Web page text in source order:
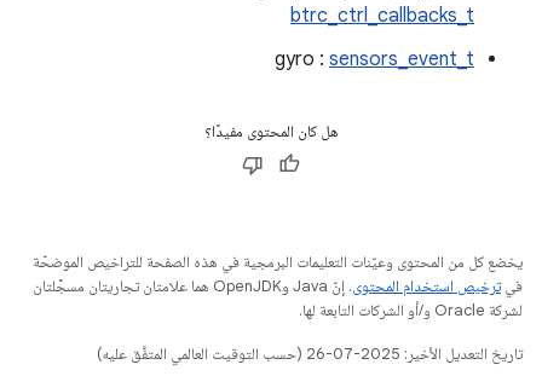
btrc_ctrl_callbacks_t
gyro : sensors_event_t
هل كان المحتوى مفيدًا؟
يخضع كل من المحتوى وعيّنات التعليمات البرمجية في هذه الصفحة للتراخيص الموضحّة
فيترخيص استخدام المحتوى
. إنّ Java وOpenJDK هما علامتان تجاريتان مسجَّلتان
لشركة Oracle و/أو الشركات التابعة لها.
تاريخ التعديل الأخير: 2025-07-26 (حسب التوقيت العالمي المتفَّق عليه)